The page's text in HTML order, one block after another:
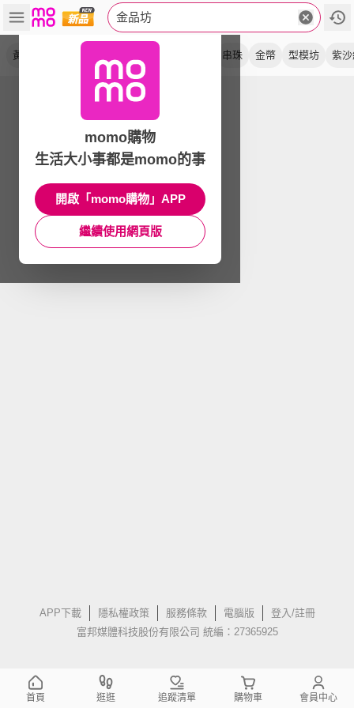
金品坊
黃金 串珠 金幣 型模坊 紫
APP下載 隱私權政策 服務條款 電腦版
登入/註冊
富邦媒體科技股份有限公司 統編：27365925
momo購物
生活大小事都是momo的事
開啟「momo購物」APP
繼續使用網頁版
首頁 逛逛 追蹤清單 購物車 會員中心